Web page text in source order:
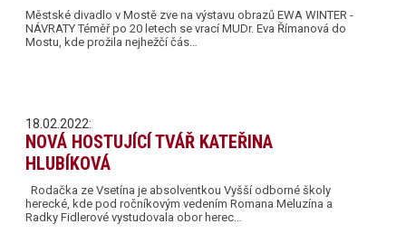
Městské divadlo v Mostě zve na výstavu obrazů EWA WINTER -
NÁVRATY Téměř po 20 letech se vrací MUDr. Eva Římanová do
Mostu, kde prožila nejhežčí čás…
18.02.2022:
NOVÁ HOSTUJÍCÍ TVÁŘ KATEŘINA
HLUBÍKOVÁ
Rodačka ze Vsetína je absolventkou Vyšší odborné školy
herecké, kde pod ročníkovým vedením Romana Meluzína a
Radky Fidlerové vystudovala obor herec…